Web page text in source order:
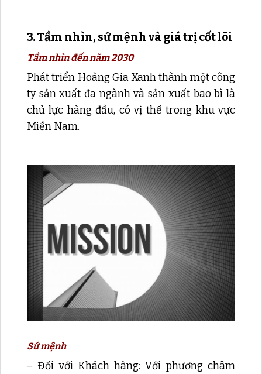
3. Tầm nhìn, sứ mệnh và giá trị cốt lõi
Tầm nhìn đến năm 2030
Phát triển Hoàng Gia Xanh thành một công
ty sản xuất đa ngành và sản xuất bao bì là
chủ lực hàng đầu, có vị thế trong khu vực
Miền Nam.
Sứ mệnh
– Đối với Khách hàng: Với phương châm